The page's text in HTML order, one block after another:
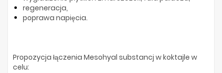
regeneracja,
poprawa napięcia.
Propozycja łączenia Mesohyal substancj w koktajle w
celu: